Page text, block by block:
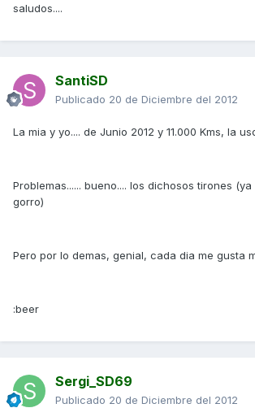
saludos....
SantiSD
Publicado 20 de Diciembre del 2012
La mia y yo.... de Junio 2012 y 11.000 Kms, la
Problemas...... bueno.... los dichosos tirones
gorro)
Pero por lo demas, genial, cada dia me gusta
:beer
Sergi_SD69
Publicado 20 de Diciembre del 2012